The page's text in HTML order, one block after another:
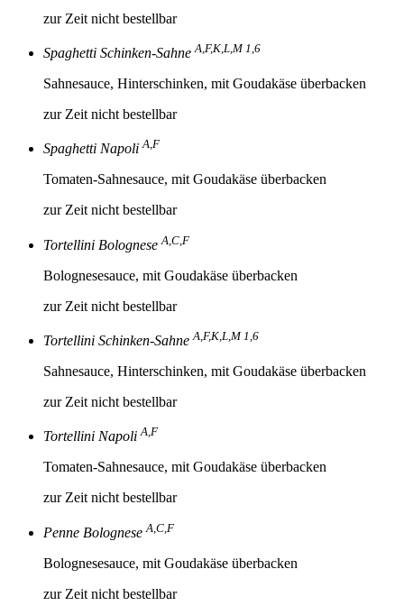
zur Zeit nicht bestellbar
Spaghetti Schinken-SahneA,F,K,L,M 1,6
Sahnesauce, Hinterschinken, mit Goudakäse überbacken
zur Zeit nicht bestellbar
Spaghetti NapoliA,F
Tomaten-Sahnesauce, mit Goudakäse überbacken
zur Zeit nicht bestellbar
Tortellini BologneseA,C,F
Bolognesesauce, mit Goudakäse überbacken
zur Zeit nicht bestellbar
Tortellini Schinken-SahneA,F,K,L,M 1,6
Sahnesauce, Hinterschinken, mit Goudakäse überbacken
zur Zeit nicht bestellbar
Tortellini NapoliA,F
Tomaten-Sahnesauce, mit Goudakäse überbacken
zur Zeit nicht bestellbar
Penne BologneseA,C,F
Bolognesesauce, mit Goudakäse überbacken
zur Zeit nicht bestellbar